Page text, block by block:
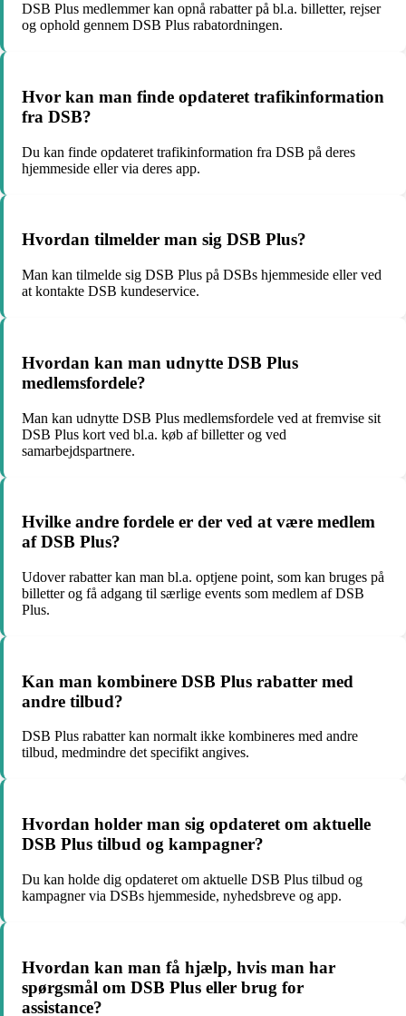
DSB Plus medlemmer kan opnå rabatter på bl.a. billetter, rejser
og ophold gennem DSB Plus rabatordningen.
Hvor kan man finde opdateret trafikinformation
fra DSB?
Du kan finde opdateret trafikinformation fra DSB på deres
hjemmeside eller via deres app.
Hvordan tilmelder man sig DSB Plus?
Man kan tilmelde sig DSB Plus på DSBs hjemmeside eller ved
at kontakte DSB kundeservice.
Hvordan kan man udnytte DSB Plus
medlemsfordele?
Man kan udnytte DSB Plus medlemsfordele ved at fremvise sit
DSB Plus kort ved bl.a. køb af billetter og ved
samarbejdspartnere.
Hvilke andre fordele er der ved at være medlem
af DSB Plus?
Udover rabatter kan man bl.a. optjene point, som kan bruges på
billetter og få adgang til særlige events som medlem af DSB
Plus.
Kan man kombinere DSB Plus rabatter med
andre tilbud?
DSB Plus rabatter kan normalt ikke kombineres med andre
tilbud, medmindre det specifikt angives.
Hvordan holder man sig opdateret om aktuelle
DSB Plus tilbud og kampagner?
Du kan holde dig opdateret om aktuelle DSB Plus tilbud og
kampagner via DSBs hjemmeside, nyhedsbreve og app.
Hvordan kan man få hjælp, hvis man har
spørgsmål om DSB Plus eller brug for
assistance?